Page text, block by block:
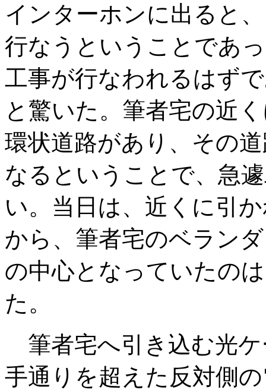
インターホンに出ると
行なうということであ
工事が行なわれるはず
と驚いた。筆者宅の近
環状道路があり、その
なるということで、急
い。当日は、近くに引
から、筆者宅のベラン
の中心となっていたの
た。
筆者宅へ引き込む光
手通りを超えた反対側